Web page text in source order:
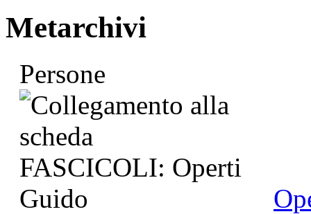
Metarchivi
Persone